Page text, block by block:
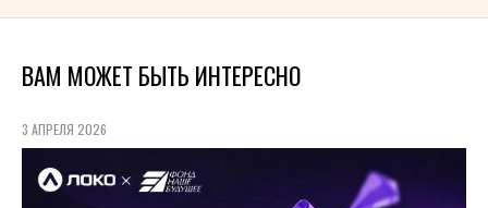
ВАМ МОЖЕТ БЫТЬ ИНТЕРЕСНО
3 АПРЕЛЯ 2026